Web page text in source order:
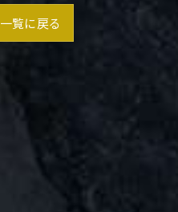
一覧に戻る